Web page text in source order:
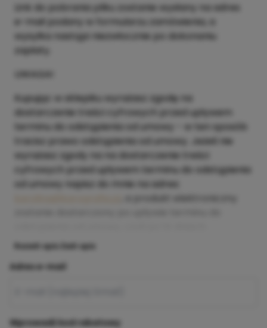
Link do pobrania pliku zostanie wysłany na adres
e-mail podany w formularzu zamówienia, a
wysyłka nastąpi niezwłocznie po dokonaniu
zapłaty.
UWAGA!
Kupując w sklepiku wyrażasz zgodę na
dostarczenie treści cyfrowych przed upływem
terminu do odstąpienia od umowy - w ten sposób
tracisz prawo odstąpienia od umowy. Jeżeli nie
wyrażasz zgody na na dostarczenie treści
cyfrowych przed upływem terminu do odstąpienia
od umowy napisz do mnie na adres:
Rozwiń opis Zwiń opis
Adres e-mail
Wprowadź kod rabatowy